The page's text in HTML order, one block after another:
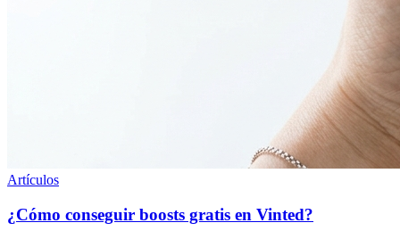
Artículos
¿Cómo conseguir boosts gratis en Vinted?